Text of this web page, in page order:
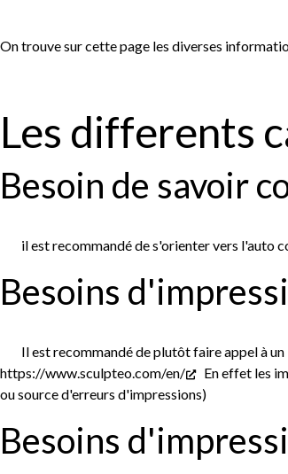
On trouve sur cette page les diverses
Les differents
Besoin de savoir
il est recommandé de s'orienter vers l'auto
Besoins
Il est recommandé de plutôt faire appel à un
https://www.sculpteo.com/en/
En effet les
ou source d'erreurs d'impressions)
Besoins